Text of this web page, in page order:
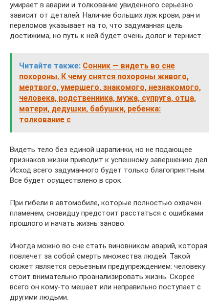
умирает в аварии и толкование увиденного серьезно
зависит от деталей. Наличие больших луж крови, ран и
переломов указывает на то, что задуманная цель
достижима, но путь к ней будет очень долог и тернист.
Читайте также: Сонник — видеть во сне
похороны. К чему снятся похороны живого,
мертвого, умершего, знакомого, незнакомого,
человека, родственника, мужа, супруга, отца,
матери, дедушки, бабушки, ребенка:
толкование с
Видеть тело без единой царапинки, но не подающее
признаков жизни приводит к успешному завершению дел.
Исход всего задуманного будет только благоприятным.
Все будет осуществлено в срок.
При гибели в автомобиле, которые полностью охвачен
пламенем, сновидцу предстоит расстаться с ошибками
прошлого и начать жизнь заново.
Иногда можно во сне стать виновником аварий, которая
повлечет за собой смерть множества людей. Такой
сюжет является серьезным предупреждением: человеку
стоит внимательно проанализировать жизнь. Скорее
всего он кому-то мешает или неправильно поступает с
другими людьми.